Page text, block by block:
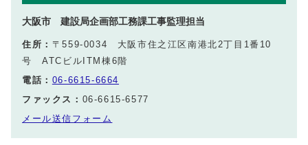
大阪市 建設局企画部工務課工事監理担当
住所： 〒559-0034 大阪市住之江区南港北2丁目1番10
号 ATCビルITM棟6階
電話： 06-6615-6664
ファックス： 06-6615-6577
メール送信フォーム